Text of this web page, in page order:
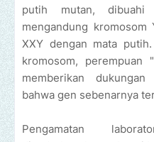
putih mutan,
mengandung kromosom
XXY dengan mata
kromosom, perempuan
memberikan
bahwa gen sebenarnya
Pengamatan